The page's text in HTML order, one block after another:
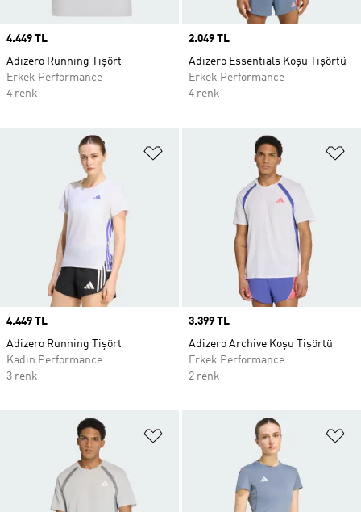
Price
4.449 TL
Adizero Running Tişört
Erkek Performance
4 renk
Price
2.049 TL
Adizero Essentials Koşu Tişörtü
Erkek Performance
4 renk
Favori Listesine Ekle
Price
4.449 TL
Adizero Running Tişört
Kadın Performance
3 renk
Price
3.399 TL
Adizero Archive Koşu Tişörtü
Erkek Performance
2 renk
Favori Listesine Ekle